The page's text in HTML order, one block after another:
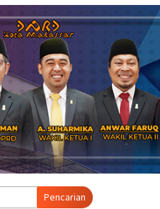
Pencarian